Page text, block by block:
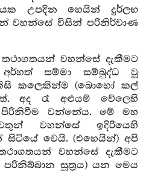
උපදින හෙයින් දුර්ලභ
වහන්සේ විසින් පරිනිර්වාණ
වහන්සේ දැකීමට
සම්මා සම්බුද්ධ වූ
කලෙකින්ම (බොහෝ කල්
අද රෑ අළුයම් වේලෙහි
වන්නේය. මේ මහ
වහන්සේ ඉදිරියෙහි
සිටියේ වෙයි. (එහෙයින්) අපි
වහන්සේ දැකීමට
සූත්‍රය) යන මෙය